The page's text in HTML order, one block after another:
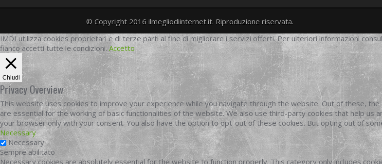
twittergoogleplus
facebook
© Copyright 2016 ilmegliodiinternet.it. Riproduzione riservata.
IMDI utilizza cookies proprietari e di terze parti al fine di migliorare i servizi offerti. Per ulteriori informazioni
fianco accetti tutte le condizioni. Accetto
Chiudi
Privacy Overview
This website uses cookies to improve your experience while you navigate through the website. Out of these,
are essential for the working of basic functionalities of the website. We also use third-party cookies that help us
your browser only with your consent. You also have the option to opt-out of these cookies. But opting out of
Necessary
Necessary
Sempre abilitato
Necessary cookies are absolutely essential for the website to function properly. This category only includes